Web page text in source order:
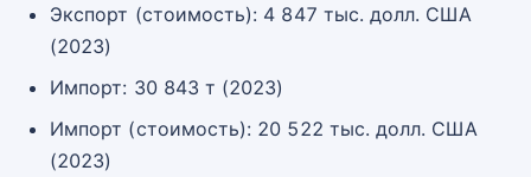
Экспорт (стоимость): 4 847 тыс. долл. США
(2023)
Импорт: 30 843 т (2023)
Импорт (стоимость): 20 522 тыс. долл. США
(2023)